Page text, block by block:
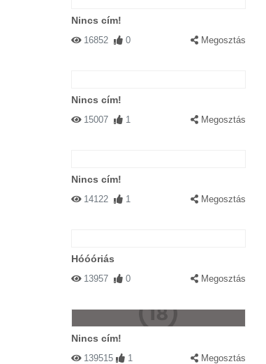
Nincs cím!
16852 0 Megosztás
Nincs cím!
15007 1 Megosztás
Nincs cím!
14122 1 Megosztás
Hóóóriás
13957 0 Megosztás
Nincs cím!
139515 1 Megosztás